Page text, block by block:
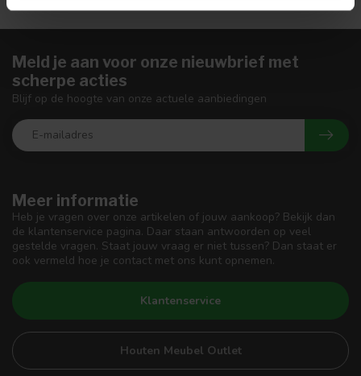
Meer informatie
Heb je vragen over onze artikelen of jouw aankoop? Bekijk dan
de klantenservice pagina. Daar staan antwoorden op veel
gestelde vragen. Staat jouw vraag er niet tussen? Dan staat er
ook vermeld hoe je contact met ons kunt opnemen.
Klantenservice
Houten Meubel Outlet
Meld je aan voor onze nieuwbrief met
scherpe acties
Blijf op de hoogte van onze actuele aanbiedingen